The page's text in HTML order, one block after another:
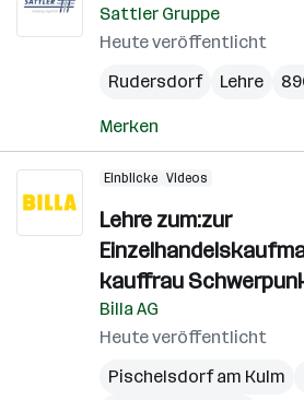
Sattler Gruppe
Heute veröffentlicht
Rudersdorf
Lehre
Merken
Einblicke Videos
Lehre zum:zur
kauffrau
Billa AG
Heute veröffentlicht
Pischelsdorf am Kulm